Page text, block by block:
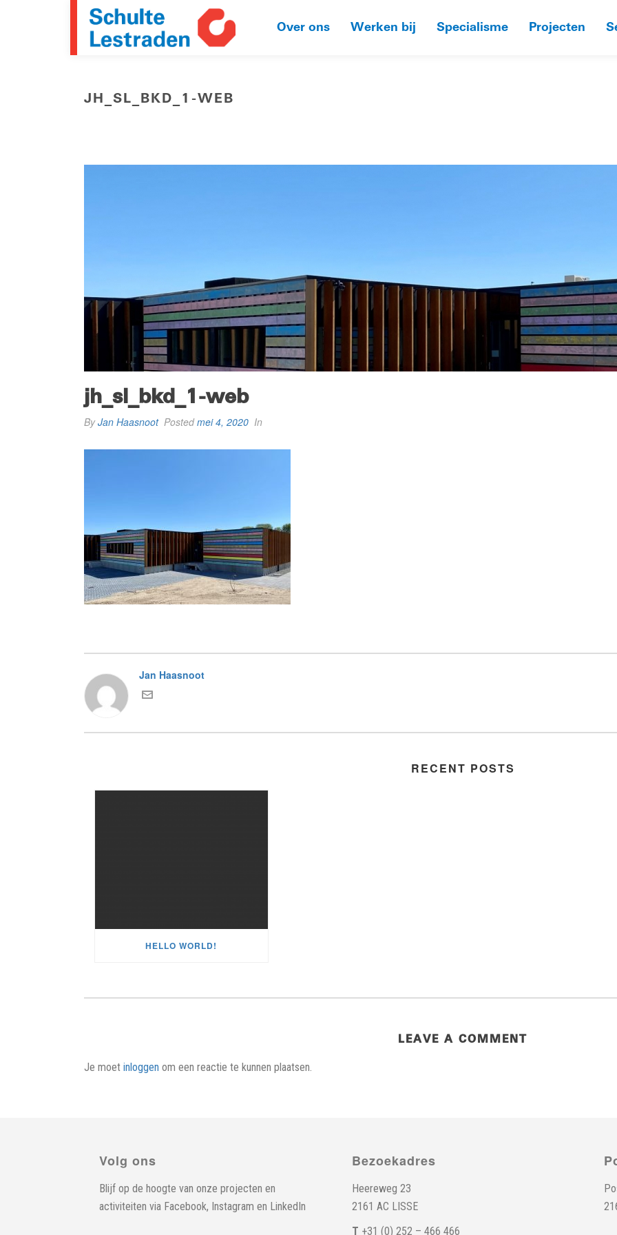
Over ons Werken bij Specialisme Projecten
JH_SL_BKD_1-WEB
jh_sl_bkd_1-web
ByJan Haasnoot Postedmei 4, 2020 In
Jan Haasnoot
RECENT POSTS
HELLO WORLD!
LEAVE A COMMENT
Je moet inloggen om een reactie te kunnen plaatsen.
Volg ons
Blijf op de hoogte van onze projecten en
activiteiten via Facebook, Instagram en LinkedIn
Bezoekadres
Heereweg 23
2161 AC LISSE
T +31 (0) 252 – 466 466